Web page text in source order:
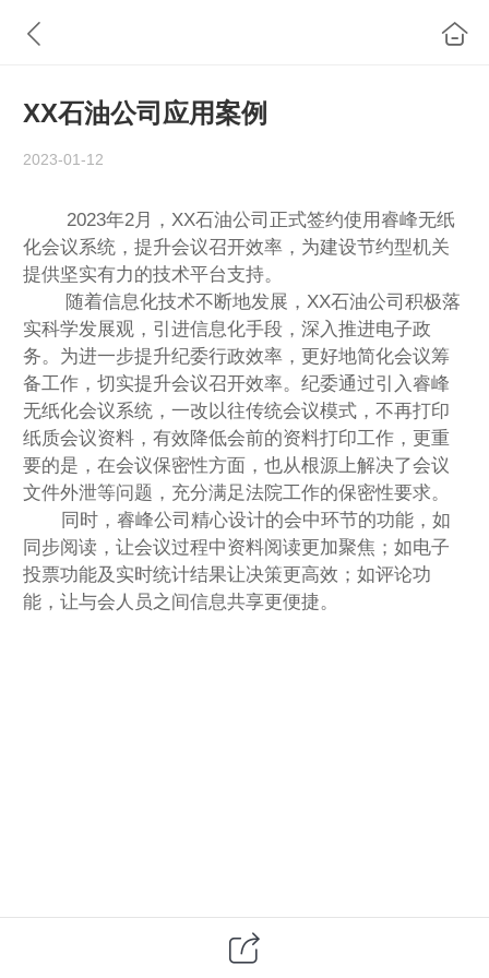
XX石油公司应用案例
2023-01-12
2023年2月，XX石油公司正式签约使用睿峰无纸
化会议系统，提升会议召开效率，为建设节约型机关
提供坚实有力的技术平台支持。
随着信息化技术不断地发展， XX石油公司 积极落
实科学发展观，引进信息化手段，深入推进电子政
务。为进一步提升纪委行政效率，更好地简化会议筹
备工作，切实提升会议召开效率。纪委通过引入睿峰
无纸化会议系统，一改以往传统会议模式，不再打印
纸质会议资料，有效降低会前的资料打印工作，更重
要的是，在会议保密性方面，也从根源上解决了会议
文件外泄等问题，充分满足法院工作的保密性要求。
同时，睿峰公司精心设计的会中环节的功能，如
同步阅读，让会议过程中资料阅读更加聚焦；如电子
投票功能及实时统计结果让决策更高效；如评论功
能，让与会人员之间信息共享更便捷。